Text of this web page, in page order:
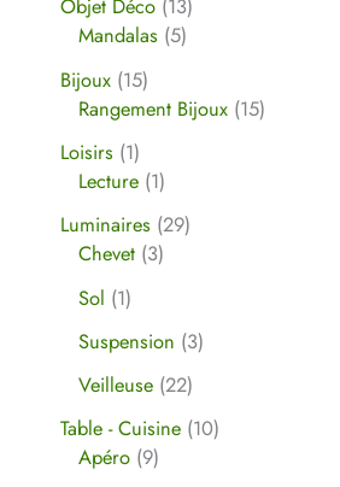
Objet Déco 13
Mandalas 5
Bijoux 15
Rangement Bijoux 15
Loisirs 1
Lecture 1
Luminaires 29
Chevet 3
Sol 1
Suspension 3
Veilleuse 22
Table - Cuisine 10
Apéro 9